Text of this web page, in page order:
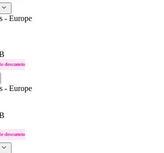
- Europe
descuento
- Europe
descuento